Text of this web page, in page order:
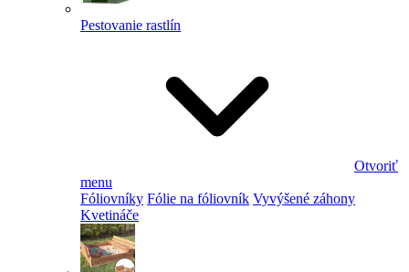
Pestovanie rastlín
Otvoriť
menu
Fóliovníky Fólie na fóliovník Vyvýšené záhony
Kvetináče